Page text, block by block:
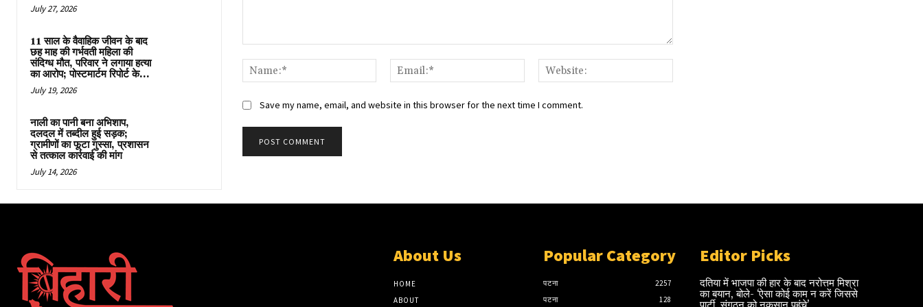
July 27, 2026
11 साल के वैवाहिक जीवन के बाद
छह माह की गर्भवती महिला की
संदिग्ध मौत, परिवार ने लगाया हत्या
का आरोप; पोस्टमार्टम रिपोर्ट के...
July 19, 2026
नाली का पानी बना अभिशाप,
दलदल में तब्दील हुई सड़क;
ग्रामीणों का फूटा गुस्सा, प्रशासन
से तत्काल कार्रवाई की मांग
July 14, 2026
Name:*
Email:*
Save my name, email, and website in this browser for the next time I comment.
About Us
HOME
ABOUT
Popular Category
पटना
2257
पटना
128
Editor Picks
दतिया में भाजपा की हार के बाद नरोत्तम मिश्रा
का बयान, बोले- ‘ऐसा कोई काम न करें जिससे